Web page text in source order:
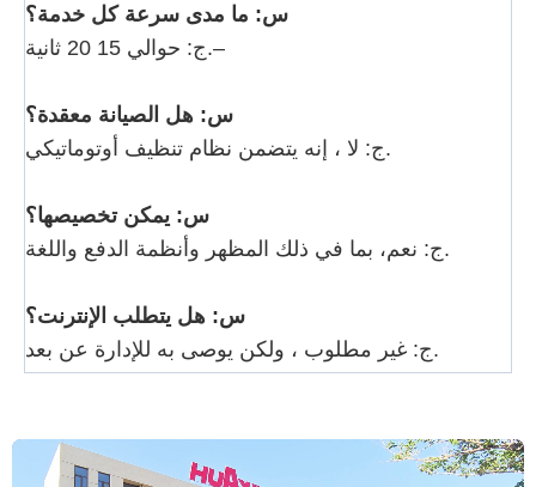
س: ما مدى سرعة كل خدمة؟
ج: حوالي 15 20 ثانية.–
س: هل الصيانة معقدة؟
ج: لا ، إنه يتضمن نظام تنظيف أوتوماتيكي.
س: يمكن تخصيصها؟
ج: نعم، بما في ذلك المظهر وأنظمة الدفع واللغة.
س: هل يتطلب الإنترنت؟
ج: غير مطلوب ، ولكن يوصى به للإدارة عن بعد.